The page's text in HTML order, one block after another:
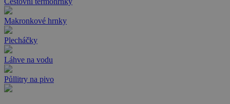
Makronkové hrnky
Plecháčky
Láhve na vodu
Půllitry na pivo